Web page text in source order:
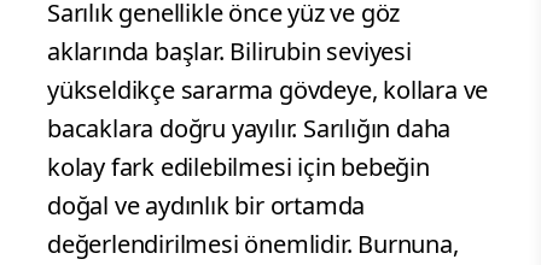
Sarılık genellikle önce yüz ve göz
aklarında başlar. Bilirubin seviyesi
yükseldikçe sararma gövdeye, kollara ve
bacaklara doğru yayılır. Sarılığın daha
kolay fark edilebilmesi için bebeğin
doğal ve aydınlık bir ortamda
değerlendirilmesi önemlidir. Burnuna,